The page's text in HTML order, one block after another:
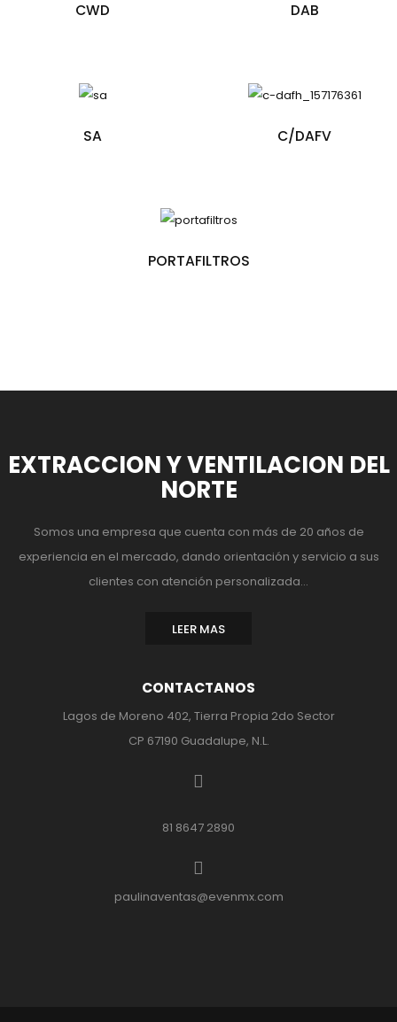
CWD DAB
SA C/DAFV
PORTAFILTROS
EXTRACCION Y VENTILACION DEL
NORTE
Somos una empresa que cuenta con más de 20 años de
experiencia en el mercado, dando orientación y servicio a sus
clientes con atención personalizada...
LEER MAS
CONTACTANOS
Lagos de Moreno 402, Tierra Propia 2do Sector
CP 67190 Guadalupe, N.L.
81 8647 2890
paulinaventas@evenmx.com